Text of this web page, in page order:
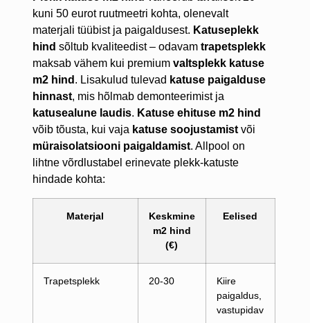
kuni 50 eurot ruutmeetri kohta, olenevalt
materjali tüübist ja paigaldusest. Katuseplekk
hind sõltub kvaliteedist – odavam trapetsplekk
maksab vähem kui premium valtsplekk katuse
m2 hind . Lisakulud tulevad katuse paigalduse
hinnast, mis hõlmab demonteerimist ja
katusealune laudis. Katuse ehituse m2 hind
võib tõusta, kui vaja katuse soojustamistvõi
müraisolatsiooni paigaldamist. Allpool on
lihtne võrdlustabel erinevate plekk-katuste
hindade kohta:
Materjal
Keskmine
m2 hind
(€)
Eelised
Trapetsplekk 20-30
Kiire
paigaldus,
vastupidav